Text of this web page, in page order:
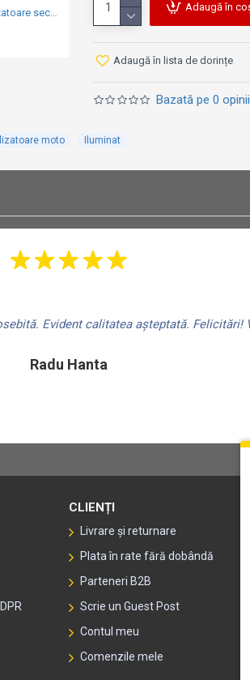
Semnalizatoare clasice Barracuda Fonzie (Set semnalizări moto)
199 lei
Bazată pe 0
Adaugă în
Adaugă în lista de dorințe
moto Iluminat
Evident calitatea așteptată. Felicitări!
Radu Hanta
CLIENȚI
Livrare și returnare
Plata în rate fără dobândă
Parteneri B2B
Scrie un Guest Post
Contul meu
Comenzile mele